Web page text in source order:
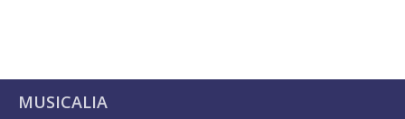
MUSICALIA